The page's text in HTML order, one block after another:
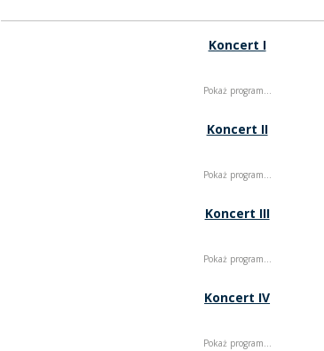
Koncert I
Pokaż program…
Koncert II
Pokaż program…
Koncert III
Pokaż program…
Koncert IV
Pokaż program…